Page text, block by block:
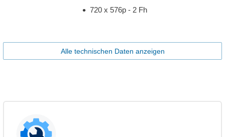
720 x 576p - 2 Fh
Alle technischen Daten anzeigen